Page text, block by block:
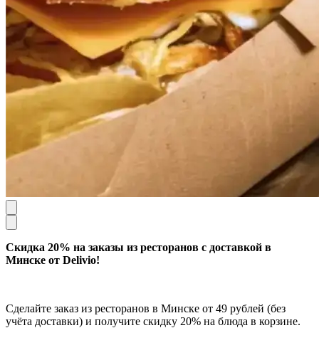
Скидка 20% на заказы из ресторанов с доставкой в
Минске от Delivio!
Сделайте заказ из ресторанов в Минске от 49 рублей (без
учёта доставки) и получите скидку 20% на блюда в корзине.